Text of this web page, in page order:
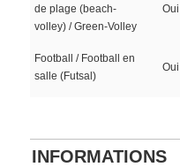
de plage (beach-
volley) / Green-Volley
Oui
Football / Football en
salle (Futsal)
Oui
INFORMATIONS